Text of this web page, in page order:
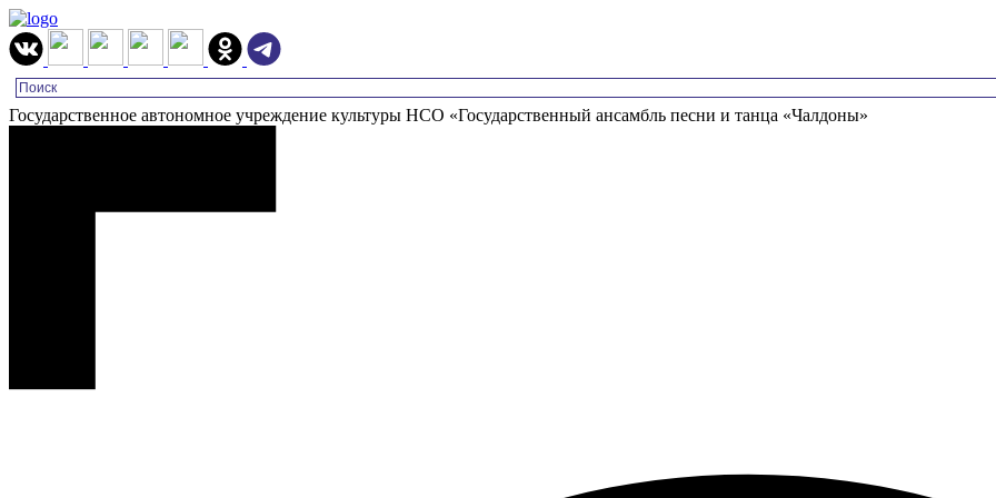
Государственное автономное учреждение культуры НСО «Государственный ансамбль песни и танца «Чалдоны»